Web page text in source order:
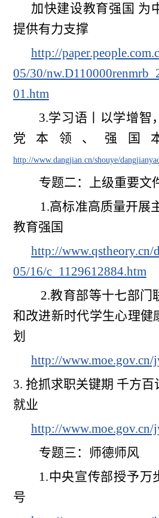
加快建设教育强国 为
提供有力支撑
http://
05/30/
01.htm
3.学习语丨以学增智
党本领、强国
http://www.dangjian.cn/shouye/
专题二：上级重要文
1.高标准高质量开展
教育强国
http://www.qstheory.cn/
05/16/c_1129612884.htm
2.教育部等十七部门
和改进新时代学生心理健
划
http://
3. 抢抓求职关键期 千方百
就业
http://
专题三：师德师风
1.中央宣传部授予万
号